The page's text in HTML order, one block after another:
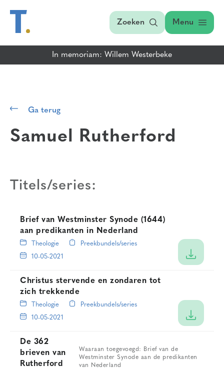
Zoeken Menu
In memoriam: Willem Westerbeke
Ga terug
Samuel Rutherford
Titels/series:
Brief van Westminster Synode (1644)
aan predikanten in Nederland
Theologie
Preekbundels/series
10-05-2021
Christus stervende en zondaren tot
zich trekkende
Theologie
Preekbundels/series
10-05-2021
De 362
brieven van
Rutherford
Waaraan toegevoegd: Brief van de
Westminster Synode aan de predikanten
van Nederland